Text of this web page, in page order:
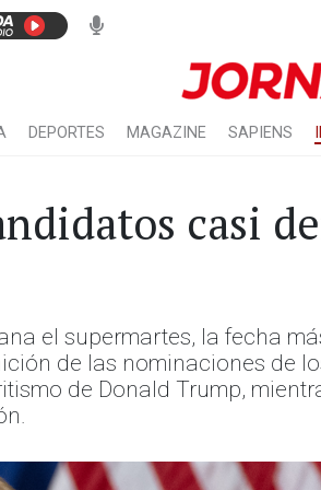
DEPORTES MAGAZINE SAPIENS
casi
el supermartes, la fecha
de las nominaciones de
de Donald Trump,